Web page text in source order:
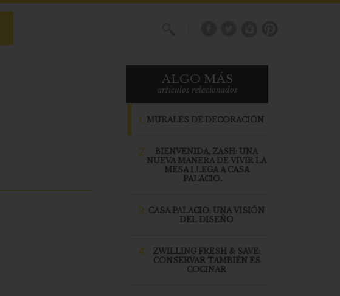
ALGO MÁS
articulos relacionados
1. MURALES DE DECORACIÓN
2.
BIENVENIDA, ZASH: UNA
NUEVA MANERA DE VIVIR LA
MESA LLEGA A CASA
PALACIO.
3. CASA PALACIO: UNA VISIÓN
DEL DISEÑO
4.
ZWILLING FRESH & SAVE:
CONSERVAR TAMBIÉN ES
COCINAR